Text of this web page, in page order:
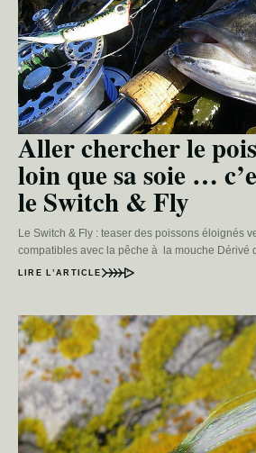
Aller chercher le
loin que sa soie …
le Switch & Fly
Le Switch & Fly : teaser des poissons éloignés
compatibles avec la pêche à la mouche Dérivé
LIRE L’ARTICLE